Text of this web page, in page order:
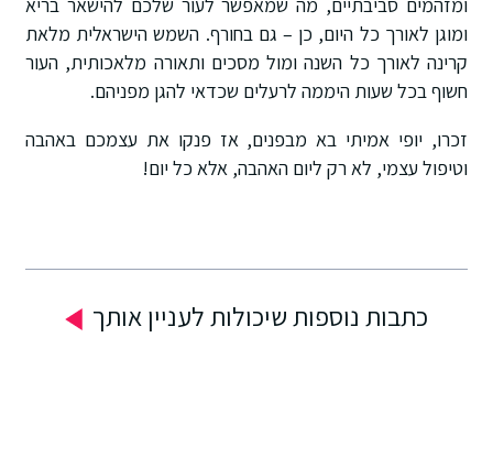
ומזהמים סביבתיים, מה שמאפשר לעור שלכם להישאר בריא
ומוגן לאורך כל היום, כן – גם בחורף. השמש הישראלית מלאת
קרינה לאורך כל השנה ומול מסכים ותאורה מלאכותית, העור
חשוף בכל שעות היממה לרעלים שכדאי להגן מפניהם.
זכרו, יופי אמיתי בא מבפנים, אז פנקו את עצמכם באהבה
וטיפול עצמי, לא רק ליום האהבה, אלא כל יום!
כתבות נוספות שיכולות לעניין אותך